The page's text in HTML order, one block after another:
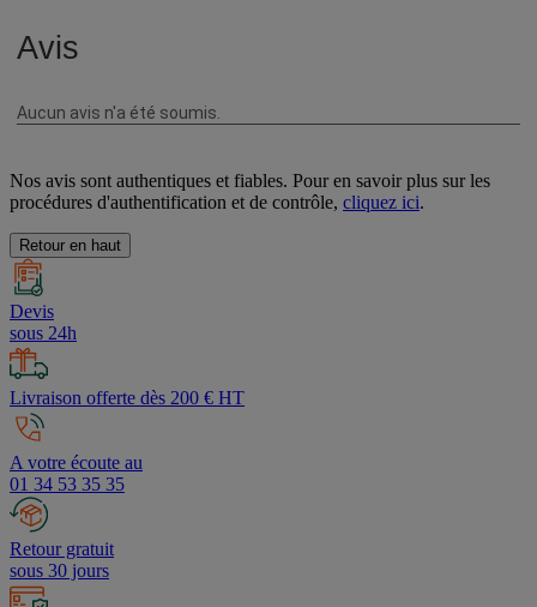
Nos avis sont authentiques et fiables. Pour en savoir plus sur les
procédures d'authentification et de contrôle, cliquez ici.
Retour en haut
Devis
sous 24h
Livraison offerte dès 200 € HT
A votre écoute au
01 34 53 35 35
Retour gratuit
sous 30 jours